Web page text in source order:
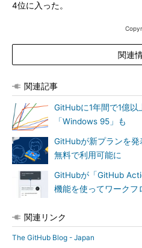
4位に入った。
関連
関連記事
GitHubに1年間で1億
「Windows 95」も
GitHubが新プランを
無料で利用可能に
GitHubが「GitHub
機能を使ってワークフ
関連リンク
The GitHub Blog - Japan